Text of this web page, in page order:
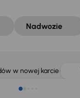
Nadwozie
w nowej karcie
odliczenia VAT